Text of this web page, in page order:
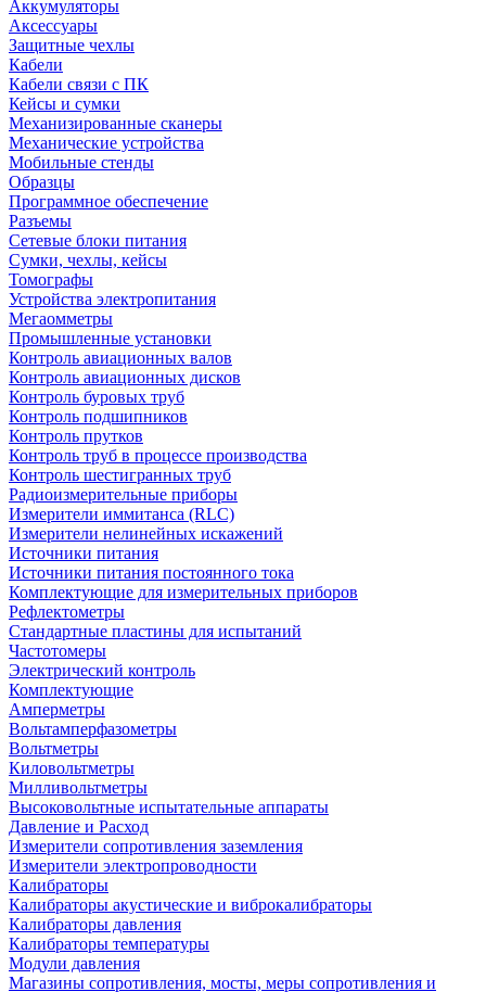
Аккумуляторы
Аксессуары
Защитные чехлы
Кабели
Кабели связи с ПК
Кейсы и сумки
Механизированные сканеры
Механические устройства
Мобильные стенды
Образцы
Программное обеспечение
Разъемы
Сетевые блоки питания
Сумки, чехлы, кейсы
Томографы
Устройства электропитания
Мегаомметры
Промышленные установки
Контроль авиационных валов
Контроль авиационных дисков
Контроль буровых труб
Контроль подшипников
Контроль прутков
Контроль труб в процессе производства
Контроль шестигранных труб
Радиоизмерительные приборы
Измерители иммитанса (RLC)
Измерители нелинейных искажений
Источники питания
Источники питания постоянного тока
Комплектующие для измерительных приборов
Рефлектометры
Стандартные пластины для испытаний
Частотомеры
Электрический контроль
Комплектующие
Амперметры
Вольтамперфазометры
Вольтметры
Киловольтметры
Милливольтметры
Высоковольтные испытательные аппараты
Давление и Расход
Измерители сопротивления заземления
Измерители электропроводности
Калибраторы
Калибраторы акустические и виброкалибраторы
Калибраторы давления
Калибраторы температуры
Модули давления
Магазины сопротивления, мосты, меры сопротивления и